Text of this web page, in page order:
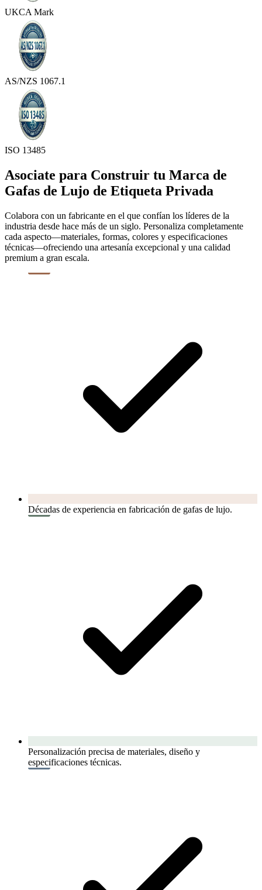
UKCA Mark
AS/NZS 1067.1
ISO 13485
Asociate para Construir tu Marca de
Gafas de Lujo de Etiqueta Privada
Colabora con un fabricante en el que confían los líderes de la
industria desde hace más de un siglo. Personaliza completamente
cada aspecto—materiales, formas, colores y especificaciones
técnicas—ofreciendo una artesanía excepcional y una calidad
premium a gran escala.
Décadas de experiencia en fabricación de gafas de lujo.
Personalización precisa de materiales, diseño y
especificaciones técnicas.